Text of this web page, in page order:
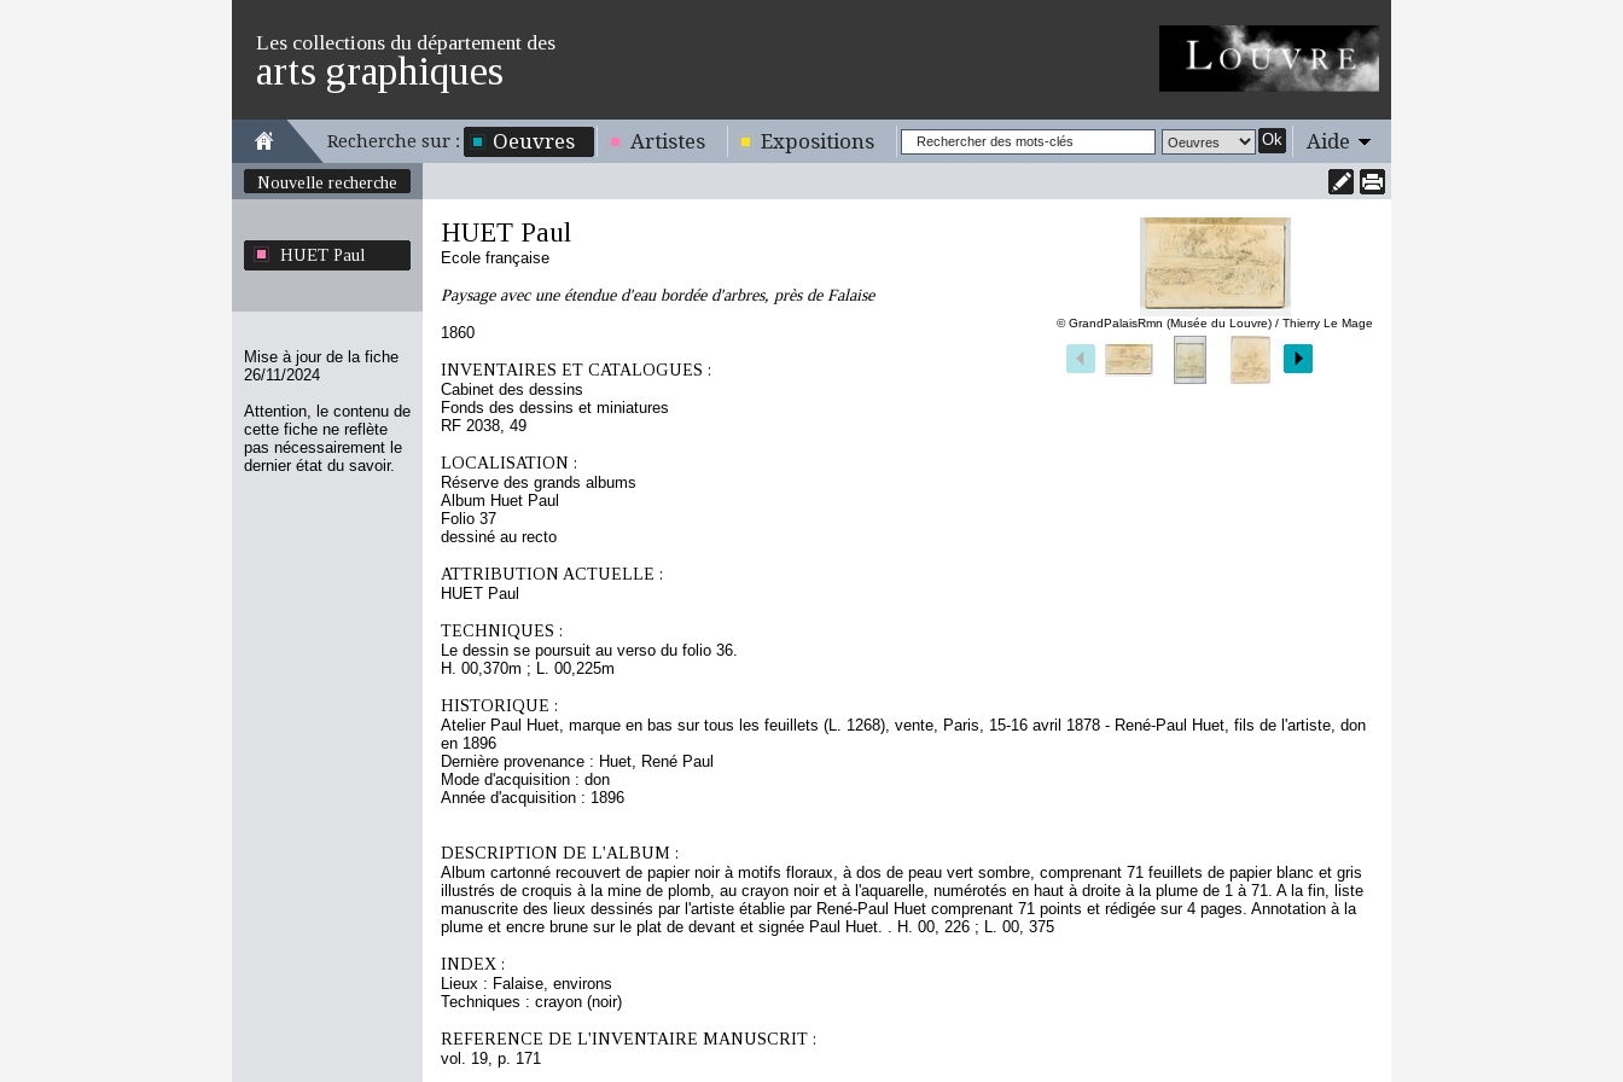
Les collections du département des
arts graphiques
Recherche sur : Oeuvres Artistes Expositions Ok Aide
Nouvelle recherche
HUET Paul
Mise à jour de la fiche
26/11/2024
Attention, le contenu de
cette fiche ne reflète
pas nécessairement le
dernier état du savoir.
© GrandPalaisRmn (Musée du Louvre) / Thierry Le Mage
HUET Paul
Ecole française
Paysage avec une étendue d'eau bordée d'arbres, près de Falaise
1860
INVENTAIRES ET CATALOGUES :
Cabinet des dessins
Fonds des dessins et miniatures
RF 2038, 49
LOCALISATION :
Réserve des grands albums
Album Huet Paul
Folio 37
dessiné au recto
ATTRIBUTION ACTUELLE :
HUET Paul
TECHNIQUES :
Le dessin se poursuit au verso du folio 36.
H. 00,370m ; L. 00,225m
HISTORIQUE :
Atelier Paul Huet, marque en bas sur tous les feuillets (L. 1268), vente, Paris, 15-16 avril 1878 - René-Paul Huet, fils de l'artiste, don
en 1896
Dernière provenance : Huet, René Paul
Mode d'acquisition : don
Année d'acquisition : 1896
DESCRIPTION DE L'ALBUM :
Album cartonné recouvert de papier noir à motifs floraux, à dos de peau vert sombre, comprenant 71 feuillets de papier blanc et gris
illustrés de croquis à la mine de plomb, au crayon noir et à l'aquarelle, numérotés en haut à droite à la plume de 1 à 71. A la fin, liste
manuscrite des lieux dessinés par l'artiste établie par René-Paul Huet comprenant 71 points et rédigée sur 4 pages. Annotation à la
plume et encre brune sur le plat de devant et signée Paul Huet. . H. 00, 226 ; L. 00, 375
INDEX :
Lieux : Falaise, environs
Techniques : crayon (noir)
REFERENCE DE L'INVENTAIRE MANUSCRIT :
vol. 19, p. 171